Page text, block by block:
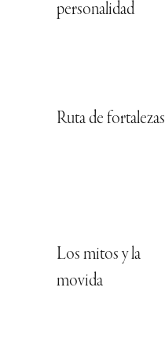
personalidad
Ruta de fortalezas
Los mitos y la
movida